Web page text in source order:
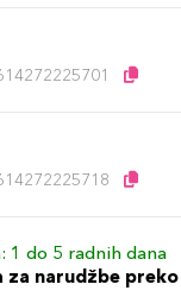
1 do 5 radnih dana
za narudžbe